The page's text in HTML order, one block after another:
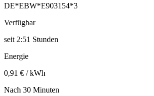
DE*EBW*E903154*3
Verfügbar
seit 2:51 Stunden
Energie
0,91 € / kWh
Nach 30 Minuten